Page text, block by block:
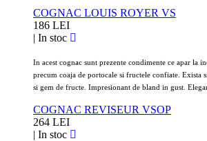
COGNAC LOUIS ROYER VS
186 LEI
| In stoc
In acest cognac sunt prezente condimente ce apar la
precum coaja de portocale si fructele confiate. Exista
si gem de fructe. Impresionant de bland in gust.
COGNAC REVISEUR VSOP
264 LEI
| In stoc